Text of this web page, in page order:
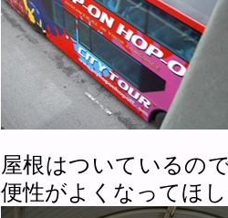
屋根はついているの
便性がよくなってほ